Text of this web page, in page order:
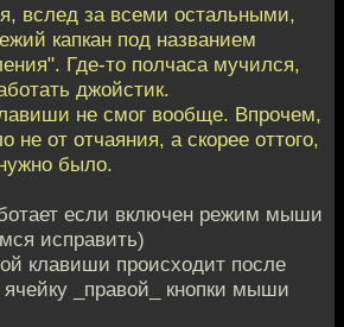
вслед за всеми остальными,
капкан под названием
Где-то полчаса мучился,
джойстик.
не смог вообще. Впрочем,
не от отчаяния, а скорее оттого,
было.
если включен режим мыши
исправить)
клавиши происходит после
_правой_ кнопки мыши